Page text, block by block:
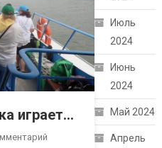
играет…
Июль
2024
Июнь
2024
Май 2024
Апрель